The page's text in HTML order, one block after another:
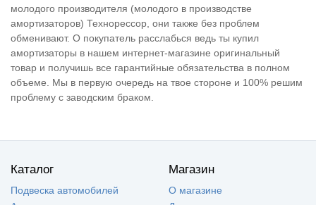
молодого производителя (молодого в производстве
амортизаторов) Технорессор, они также без проблем
обменивают. О покупатель расслабься ведь ты купил
амортизаторы в нашем интернет-магазине оригинальный
товар и получишь все гарантийные обязательства в полном
объеме. Мы в первую очередь на твое стороне и 100% решим
проблему с заводским браком.
Каталог
Подвеска автомобилей
Магазин
О магазине